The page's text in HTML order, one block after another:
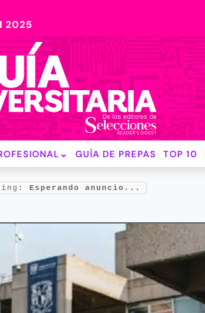
2025
GUÍA DE PREPAS TOP 10
Esperando anuncio...